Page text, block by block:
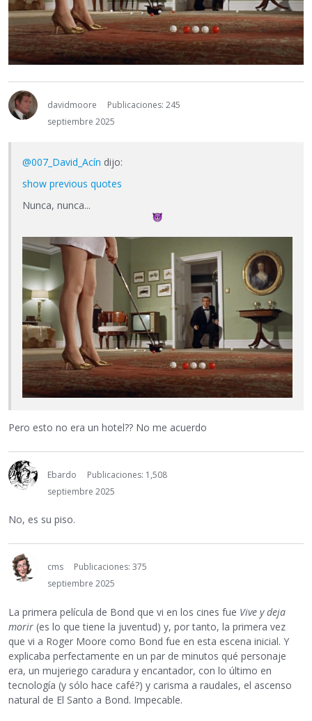
davidmoore
Publicaciones: 245
septiembre 2025
@007_David_Acín dijo:
show previous quotes
Nunca, nunca...
Pero esto no era un hotel?? No me acuerdo
Ebardo
Publicaciones: 1,508
septiembre 2025
No, es su piso.
cms
Publicaciones: 375
septiembre 2025
La primera película de Bond que vi en los cines fue Vive y deja
morir (es lo que tiene la juventud) y, por tanto, la primera vez
que vi a Roger Moore como Bond fue en esta escena inicial. Y
explicaba perfectamente en un par de minutos qué personaje
era, un mujeriego caradura y encantador, con lo último en
tecnología (y sólo hace café?) y carisma a raudales, el ascenso
natural de El Santo a Bond. Impecable.